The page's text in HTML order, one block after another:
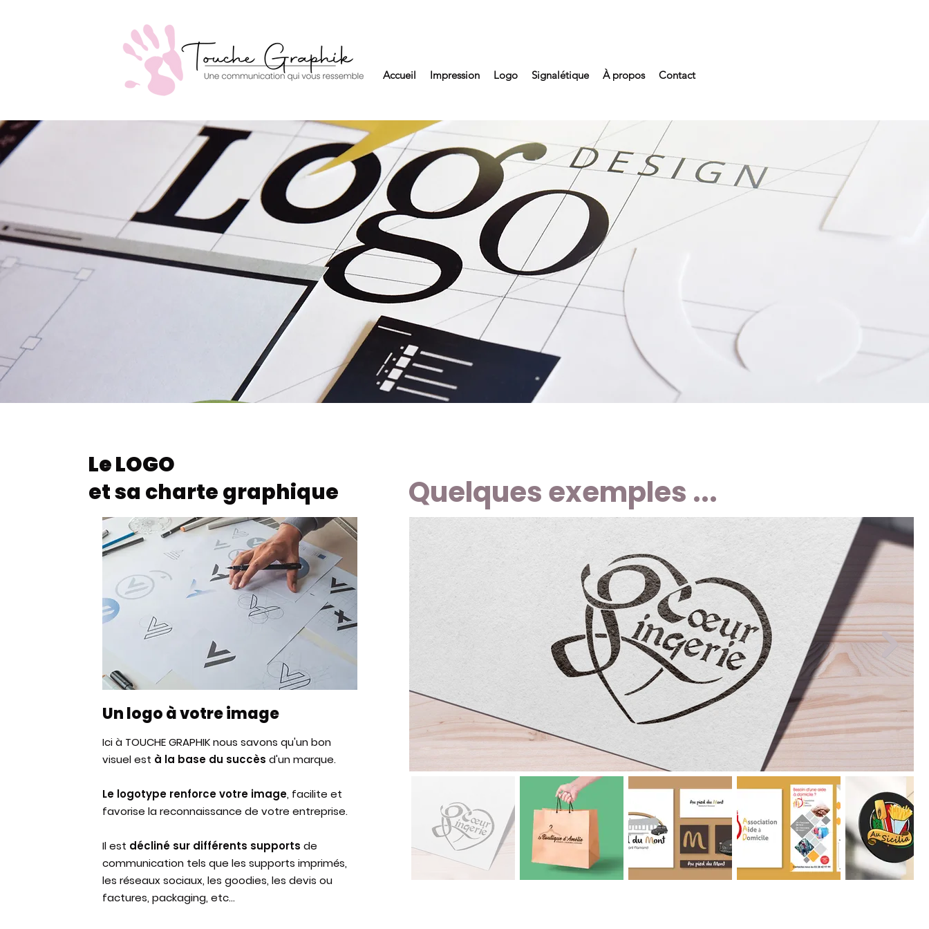
Accueil Impression Logo Signalétique À propos Contact
Un logo à votre image
Ici à TOUCHE GRAPHIK nous savons qu'un bon
visuel est à la base du succès d'un marque.
Le logotype renforce votre image, facilite et
favorise la reconnaissance de votre entreprise.
Il est décliné sur différents supports de
communication tels que les supports imprimés,
les réseaux sociaux, les goodies, les devis ou
factures, packaging, etc...
Quelques exemples ...
Le LOGO
et sa charte graphique